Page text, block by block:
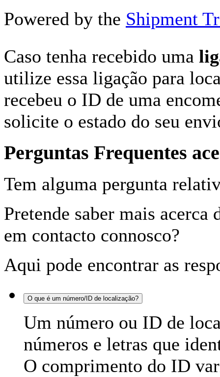
Powered by the Shipment
Caso tenha recebido uma
utilize essa ligação para
recebeu o ID de uma
solicite o estado do seu
Perguntas Frequentes
Tem alguma pergunta
Pretende saber mais
em contacto connosco?
Aqui pode encontrar as
O que é um número/ID de localização?
Um número ou ID de
números e letras que
O comprimento do ID